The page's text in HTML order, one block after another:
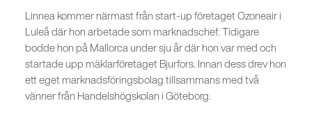
Linnea kommer närmast från start-up företaget Ozoneair i
Luleå där hon arbetade som marknadschef. Tidigare
bodde hon på Mallorca under sju år där hon var med och
startade upp mäklarföretaget Bjurfors. Innan dess drev hon
ett eget marknadsföringsbolag tillsammans med två
vänner från Handelshögskolan i Göteborg.